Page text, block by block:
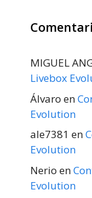
MIGUEL
Livebox
Álvaro en
Evolution
ale7381 en
Evolution
Nerio en
Evolution